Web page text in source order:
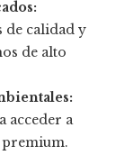
de calidad y
de alto
acceder a
premium.